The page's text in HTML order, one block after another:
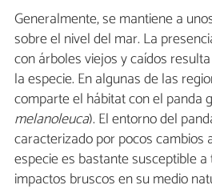
Generalmente, se mantiene a
sobre el nivel del mar. La
con árboles viejos y caídos
la especie. En algunas de las
comparte el hábitat con el panda
melanoleuca). El entorno del
caracterizado por pocos cambios
especie es bastante susceptible
impactos bruscos en su medio